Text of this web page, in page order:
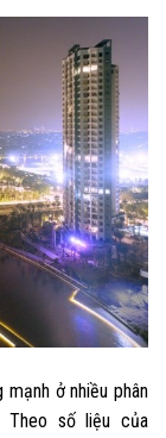
mạnh ở nhiều phân
Theo số liệu của